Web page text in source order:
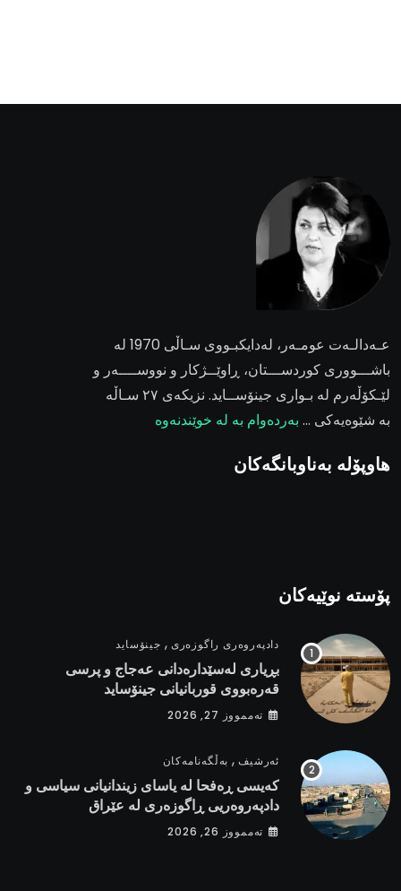
عـەدالـەت عومـەر ، لەدایکبـووی سـاڵی 1970 لە
باشـــووری کوردســـتان، ڕاوێــژکار و نووســــەر و
لێـکۆڵەرم لە بـواری جینۆســاید. نزیکەی ٢٧ سـاڵە
بە شێوەیەکی … بەردەوام بە لە خوێندنەوە
هاوپۆلە بەناوبانگەکان
پۆستە نوێیەکان
دادپەروەری راگوزەری , جینۆساید
بڕیاری لەسێدارەدانی عەجاج و پرسی
قەرەبووی قوربانیانی جینۆساید
تەممووز 27, 2026
ئەرشیف, بەڵگەنامەکان
کەیسی ڕەفحا لە یاسای زیندانیانی سیاسی و
دادپەروەریی ڕاگوزەری لە عێراق
تەممووز 26, 2026